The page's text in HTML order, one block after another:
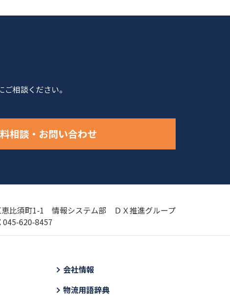
相談ください。
相談・お問い合わせ
恵比須町1-1 情報システム部 ＤＸ推進グループ
045-620-8457
会社情報
物流用語辞典